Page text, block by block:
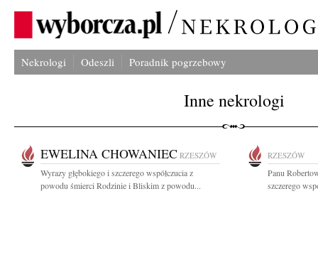
Nekrologi Odeszli Poradnik pogrzebowy
Inne nekrologi
EWELINA CHOWANIEC RZESZÓW
Wyrazy głębokiego i szczerego współczucia z
powodu śmierci Rodzinie i Bliskim z powodu...
RZESZÓW
Panu
szczerego